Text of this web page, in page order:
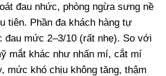
đau nhức, phòng ngừa sưng nề
tiên. Phần đa khách hàng tự
đau mức 2–3/10 (rất nhẹ). So với
mắt khác như nhấn mí, cắt mí
mức khó chịu không tăng, thậm